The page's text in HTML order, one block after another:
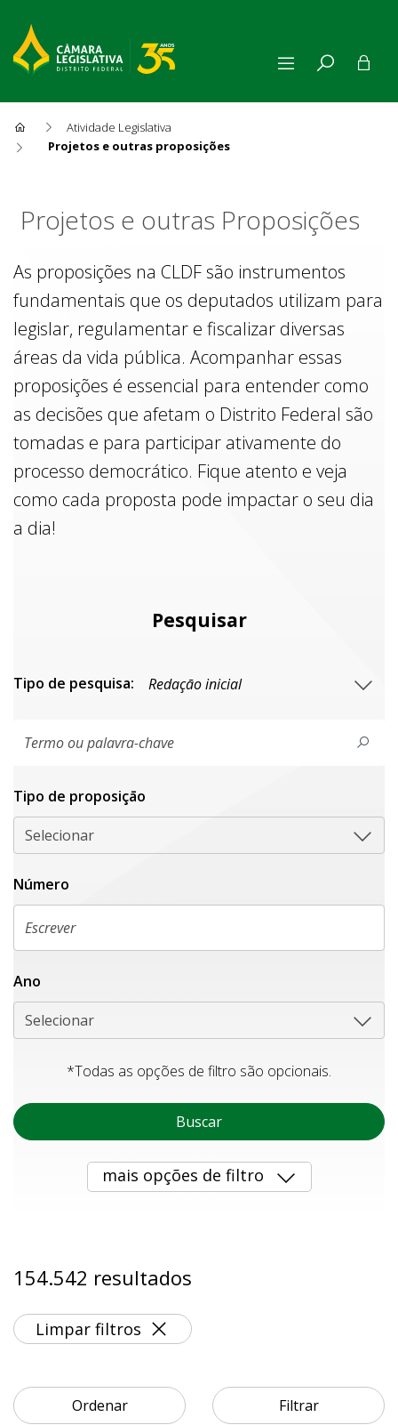
Atividade Legislativa
Projetos e outras proposições
Projetos e outras Proposições
As proposições na CLDF são instrumentos
fundamentais que os deputados utilizam para
legislar, regulamentar e fiscalizar diversas
áreas da vida pública. Acompanhar essas
proposições é essencial para entender como
as decisões que afetam o Distrito Federal são
tomadas e para participar ativamente do
processo democrático. Fique atento e veja
como cada proposta pode impactar o seu dia
a dia!
Pesquisar
Tipo de pesquisa:
Tipo de proposiçāo
Selecionar
Número
Ano
Selecionar
*Todas as opções de filtro são opcionais.
Buscar
mais opções de filtro
154.542 resultados
Limpar filtros
Ordenar Filtrar